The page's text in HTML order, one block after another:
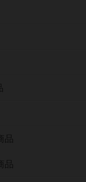
品
品